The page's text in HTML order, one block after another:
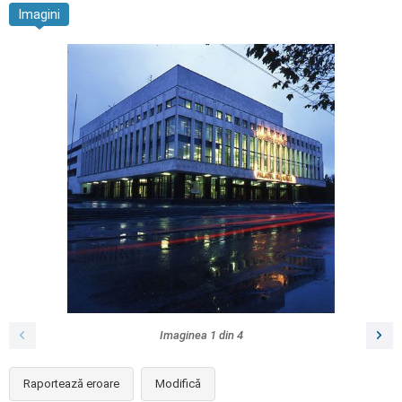
Imagini
Imaginea 1 din 4
Raportează eroare Modifică